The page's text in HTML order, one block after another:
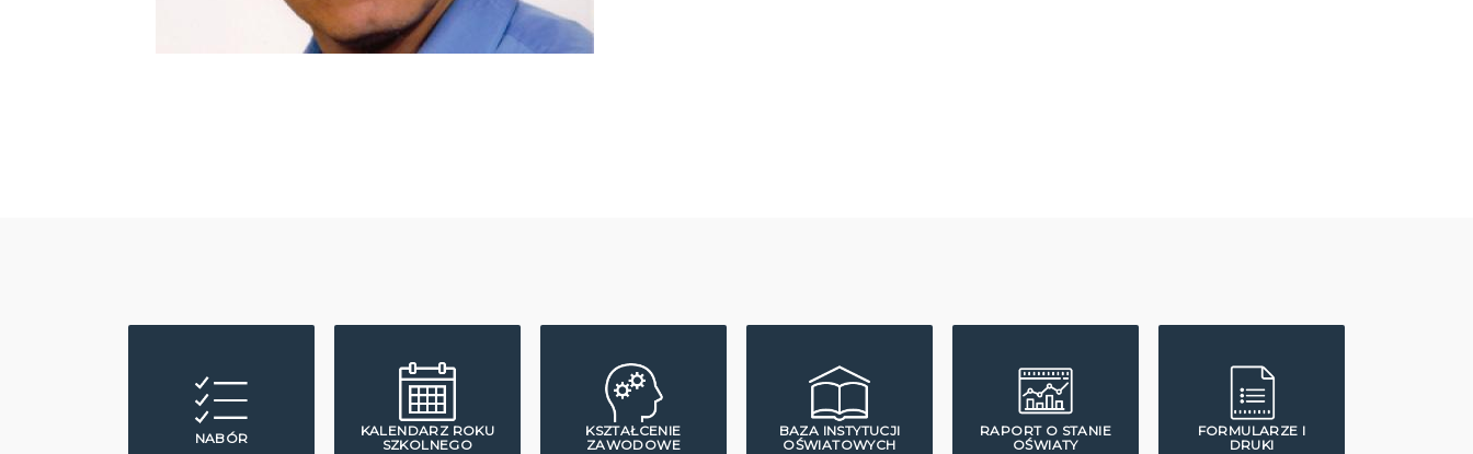
NABÓR
KALENDARZ ROKU
SZKOLNEGO
KSZTAŁCENIE
ZAWODOWE
BAZA INSTYTUCJI
OŚWIATOWYCH
RAPORT O STANIE
OŚWIATY
FORMULARZE I
DRUKI